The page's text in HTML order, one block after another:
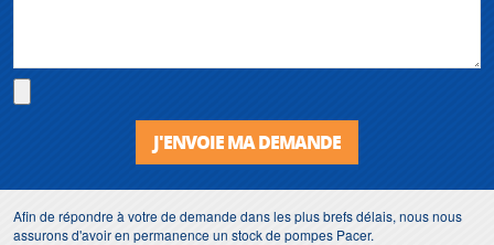
J'ENVOIE MA DEMANDE
Afin de répondre à votre de demande dans les plus brefs délais, nous nous
assurons d'avoir en permanence un stock de pompes Pacer.